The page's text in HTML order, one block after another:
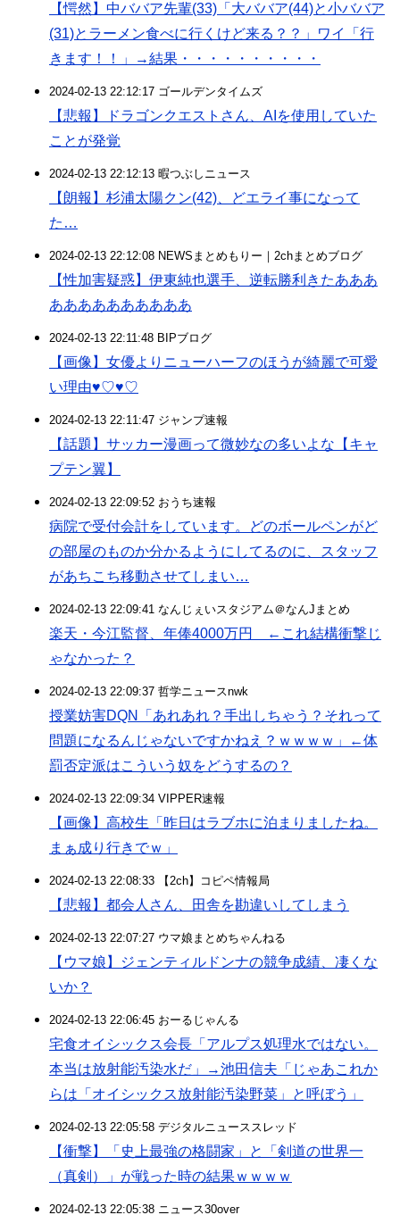
【愕然】中ババア先輩(33)「大ババア(44)と小ババア
(31)とラーメン食べに行くけど来る？？」ワイ「行
きます！！」→結果・・・・・・・・・・
2024-02-13 22:12:17 ゴールデンタイムズ
【悲報】ドラゴンクエストさん、AIを使用していた
ことが発覚
2024-02-13 22:12:13 暇つぶしニュース
【朗報】杉浦太陽クン(42)、どエライ事になって
た…
2024-02-13 22:12:08 NEWSまとめもりー｜2chまとめブログ
【性加害疑惑】伊東純也選手、逆転勝利きたあああ
ああああああああああ
2024-02-13 22:11:48 BIPブログ
【画像】女優よりニューハーフのほうが綺麗で可愛
い理由♥♡♥♡
2024-02-13 22:11:47 ジャンプ速報
【話題】サッカー漫画って微妙なの多いよな【キャ
プテン翼】
2024-02-13 22:09:52 おうち速報
病院で受付会計をしています。どのボールペンがど
の部屋のものか分かるようにしてるのに、スタッフ
があちこち移動させてしまい…
2024-02-13 22:09:41 なんじぇいスタジアム＠なんJまとめ
楽天・今江監督、年俸4000万円 ←これ結構衝撃じ
ゃなかった？
2024-02-13 22:09:37 哲学ニュースnwk
授業妨害DQN「あれあれ？手出しちゃう？それって
問題になるんじゃないですかねえ？ｗｗｗｗ」←体
罰否定派はこういう奴をどうするの？
2024-02-13 22:09:34 VIPPER速報
【画像】高校生「昨日はラブホに泊まりましたね。
まぁ成り行きでｗ」
2024-02-13 22:08:33 【2ch】コピペ情報局
【悲報】都会人さん、田舎を勘違いしてしまう
2024-02-13 22:07:27 ウマ娘まとめちゃんねる
【ウマ娘】ジェンティルドンナの競争成績、凄くな
いか？
2024-02-13 22:06:45 おーるじゃんる
宅食オイシックス会長「アルプス処理水ではない。
本当は放射能汚染水だ」→池田信夫「じゃあこれか
らは「オイシックス放射能汚染野菜」と呼ぼう」
2024-02-13 22:05:58 デジタルニューススレッド
【衝撃】「史上最強の格闘家」と「剣道の世界一
（真剣）」が戦った時の結果ｗｗｗｗ
2024-02-13 22:05:38 ニュース30over